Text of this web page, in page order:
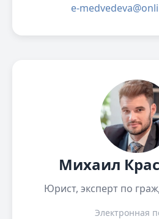
e-
Михаил
Юрист, эксперт по
Электронная